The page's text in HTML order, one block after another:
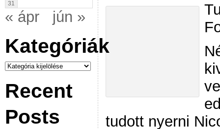
31
« ápr jún »
Kategóriák
Kategóriák
Recent
Posts
tudott nyerni